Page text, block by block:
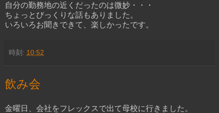
自分の勤務地の近くだったのは微妙・・・
ちょっとびっくりな話もありました。
いろいろお聞きできて、楽しかったです。
時刻: 10:52
飲み会
金曜日、会社をフレックスで出て母校に行きました。